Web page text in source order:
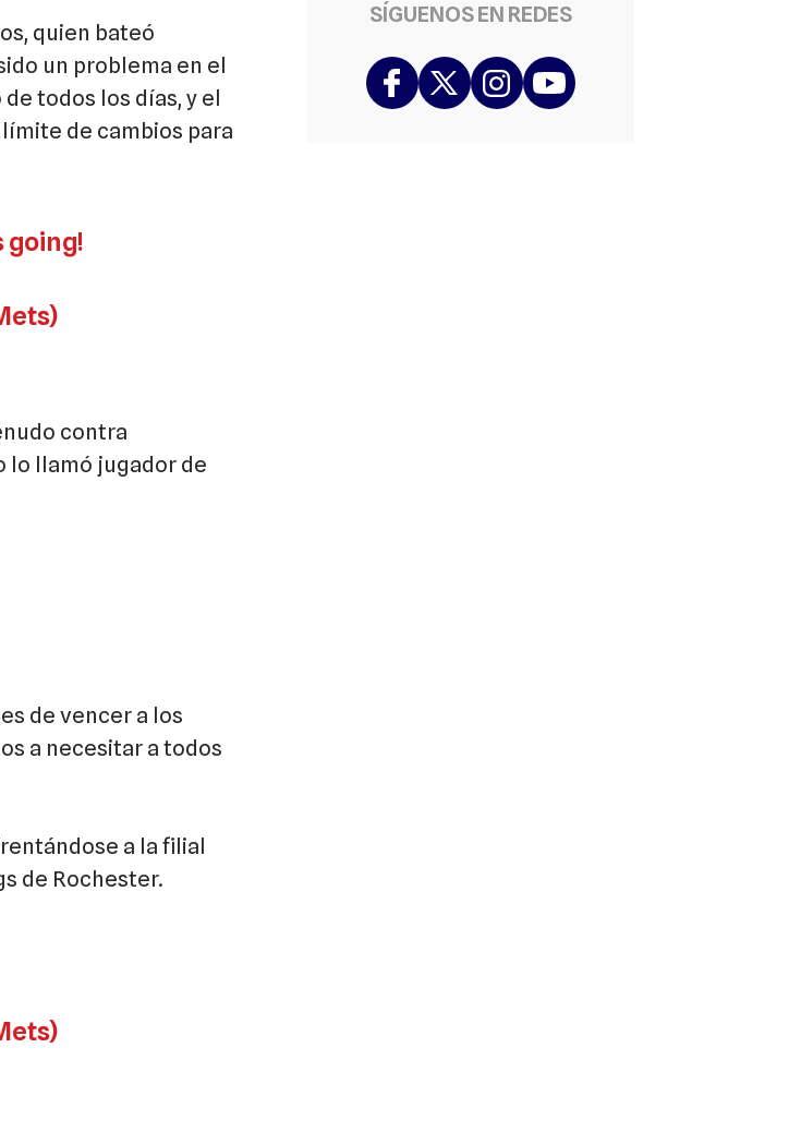
quien bateó
un problema en el
todos los días, y el
de cambios para
going!
contra
lo llamó jugador de
de vencer a los
a necesitar a todos
a la filial
de Rochester.
SÍGUENOS EN REDES